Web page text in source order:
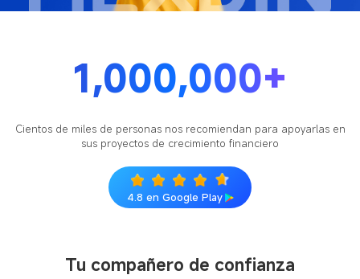
1,000,000+
Cientos de miles de personas nos recomiendan para apoyarlas en
sus proyectos de crecimiento financiero
4.8 en Google Play
Tu compañero de confianza